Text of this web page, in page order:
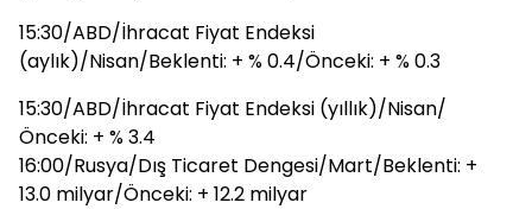
15:30/ABD/İhracat Fiyat Endeksi
(aylık)/Nisan/Beklenti: + % 0.4/Önceki: + % 0.3
15:30/ABD/İhracat Fiyat Endeksi (yıllık)/Nisan/
Önceki: + % 3.4
16:00/Rusya/Dış Ticaret Dengesi/Mart/Beklenti: +
13.0 milyar/Önceki: + 12.2 milyar